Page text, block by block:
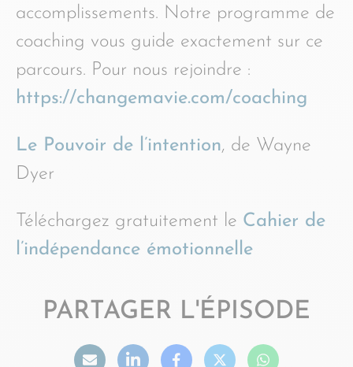
accomplissements. Notre programme de
coaching vous guide exactement sur ce
parcours. Pour nous rejoindre :
https://changemavie.com/coaching
Le Pouvoir de l’intention, de Wayne
Dyer
Téléchargez gratuitement le Cahier de
l’indépendance émotionnelle
PARTAGER L'ÉPISODE